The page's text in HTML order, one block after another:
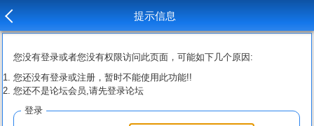
提示信息
您没有登录或者您没有权限访问此页面，可能如下几个原因:
您还没有登录或注册，暂时不能使用此功能!!
您还不是论坛会员,请先登录论坛
登录